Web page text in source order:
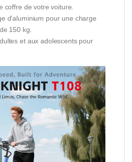
coffre de votre voiture.
d’aluminium pour une charge
150 kg.
et aux adolescents pour